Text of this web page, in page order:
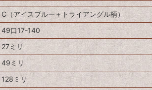
C（アイスブルー＋トライアングル柄）
49口17-140
27ミリ
49ミリ
128ミリ